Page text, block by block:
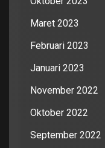
Maret 2023
Februari 2023
Januari 2023
November 2022
Oktober 2022
September 2022